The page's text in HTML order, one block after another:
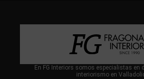
En FG Interiors somos especialistas en
interiorismo en